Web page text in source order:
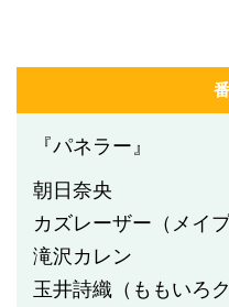
『パネラー』
朝日奈央
カズレーザー（メイ
滝沢カレン
玉井詩織（ももいろ